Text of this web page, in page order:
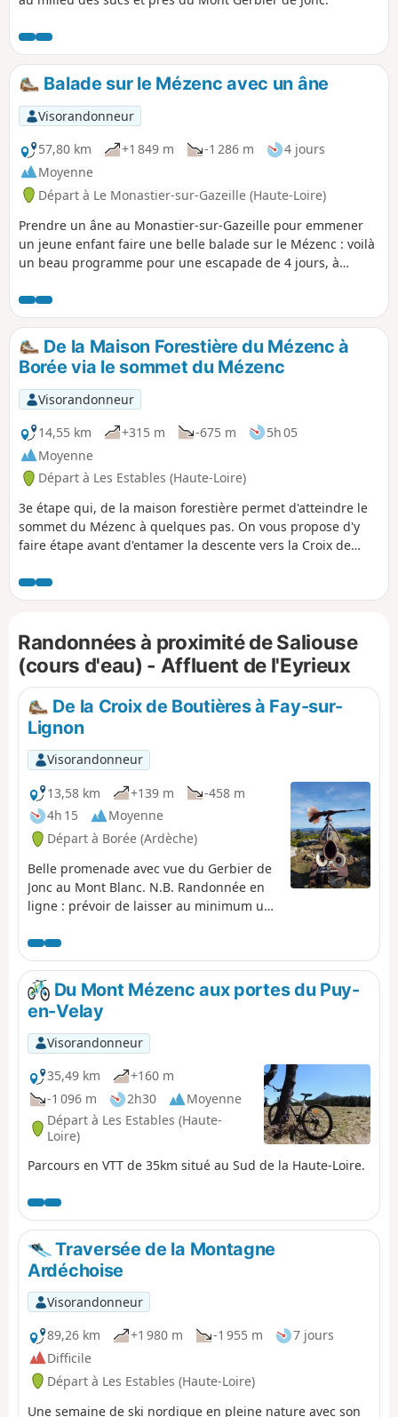
Balade sur le Mézenc avec un âne
Visorandonneur
57,80 km
+1 849 m -1 286 m
4 jours
Moyenne
Départ à Le Monastier-sur-Gazeille (Haute-Loire)
Prendre un âne au Monastier-sur-Gazeille pour emmener
un jeune enfant faire une belle balade sur le Mézenc : voilà
un beau programme pour une escapade de 4 jours, à
De la Maison Forestière du Mézenc à
Borée via le sommet du Mézenc
Visorandonneur
14,55 km
+315 m -675 m
5h 05
Moyenne
Départ à Les Estables (Haute-Loire)
3e étape qui, de la maison forestière permet d'atteindre le
sommet du Mézenc à quelques pas. On vous propose d'y
faire étape avant d'entamer la descente vers la Croix de
radical de paysage, les hauts plateaux velaves laissent la
place aux sucs ardéchois. La descente au milieu d'un
beauté. Borée est une halte bien sympathique.
Randonnées à proximité de Saliouse
(cours d'eau) - Affluent de l'Eyrieux
De la Croix de Boutières à Fay-sur-
Lignon
Visorandonneur
13,58 km
+139 m
-458 m
4h 15
Moyenne
Départ à Borée (Ardèche)
Belle promenade avec vue du Gerbier de
Jonc au Mont Blanc. N.B. Randonnée en
ligne : prévoir de laisser au minimum un
Du Mont Mézenc aux portes du Puy-
en-Velay
Visorandonneur
35,49 km
+160 m
-1 096 m
2h30
Moyenne
Départ à Les Estables (Haute-
Loire)
Parcours en VTT de 35km situé au Sud de la Haute-Loire.
Traversée de la Montagne
Ardéchoise
Visorandonneur
89,26 km
+1 980 m -1 955 m
7 jours
Difficile
Départ à Les Estables (Haute-Loire)
Une semaine de ski nordique en pleine nature avec son